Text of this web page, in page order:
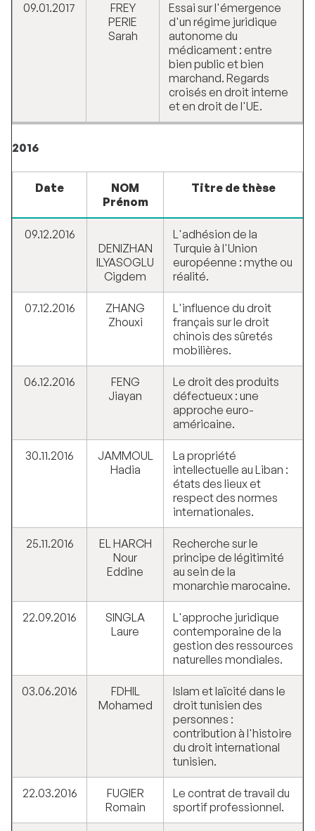
09.01.2017
FREY
PERIE
Sarah
Essai sur l'émergence
d'un régime juridique
autonome du
médicament : entre
bien public et bien
marchand. Regards
croisés en droit interne
et en droit de l'UE.
2016
Date
NOM
Prénom
Titre de thèse
09.12.2016
DENIZHAN
ILYASOGLU
Cigdem
L'adhésion de la
Turquie à l'Union
européenne : mythe ou
réalité.
07.12.2016
ZHANG
Zhouxi
L'influence du droit
français sur le droit
chinois des sûretés
mobilières.
06.12.2016
FENG
Jiayan
Le droit des produits
défectueux : une
approche euro-
américaine.
30.11.2016
JAMMOUL
Hadia
La propriété
intellectuelle au Liban :
états des lieux et
respect des normes
internationales.
25.11.2016
EL HARCH
Nour
Eddine
Recherche sur le
principe de légitimité
au sein de la
monarchie marocaine.
22.09.2016
SINGLA
Laure
L'approche juridique
contemporaine de la
gestion des ressources
naturelles mondiales.
03.06.2016
FDHIL
Mohamed
Islam et laïcité dans le
droit tunisien des
personnes :
contribution à l'histoire
du droit international
tunisien.
22.03.2016
FUGIER
Romain
Le contrat de travail du
sportif professionnel.